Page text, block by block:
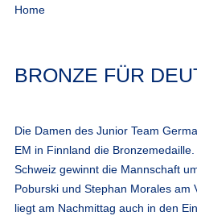
Home
BRONZE FÜR
Die Damen des Junior Team
EM in Finnland die
Schweiz gewinnt die Mannschaft
Poburski und Stephan Morales am
liegt am Nachmittag auch in den